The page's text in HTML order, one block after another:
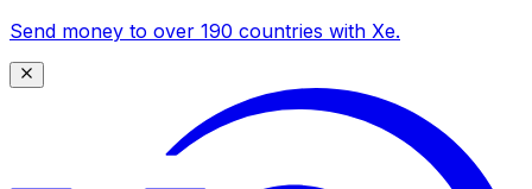
Send money to over 190 countries with Xe.